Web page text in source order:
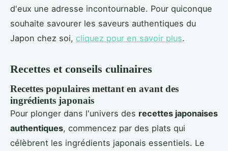
d'eux une adresse incontournable. Pour quiconque
souhaite savourer les saveurs authentiques du
Japon chez soi, cliquez pour en savoir plus.
Recettes et conseils culinaires
Recettes populaires mettant en avant des
ingrédients japonais
Pour plonger dans l'univers des recettes japonaises
authentiques, commencez par des plats qui
célèbrent les ingrédients japonais essentiels. Le